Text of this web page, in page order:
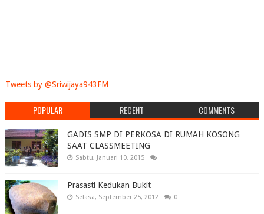
Tweets by @Sriwijaya943FM
POPULAR RECENT COMMENTS
GADIS SMP DI PERKOSA DI RUMAH KOSONG
SAAT CLASSMEETING
Sabtu, Januari 10, 2015
Prasasti Kedukan Bukit
Selasa, September 25, 2012 0